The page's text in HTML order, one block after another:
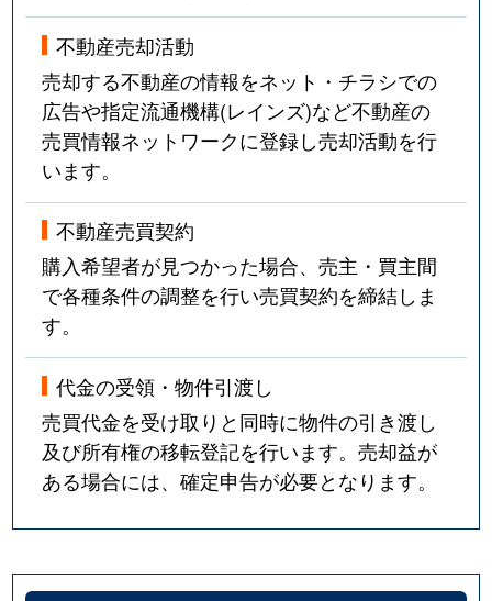
不動産売却活動
売却する不動産の情報をネット・チラシでの
広告や指定流通機構(レインズ)など不動産の
売買情報ネットワークに登録し売却活動を行
います。
不動産売買契約
購入希望者が見つかった場合、売主・買主間
で各種条件の調整を行い売買契約を締結しま
す。
代金の受領・物件引渡し
売買代金を受け取りと同時に物件の引き渡し
及び所有権の移転登記を行います。売却益が
ある場合には、確定申告が必要となります。